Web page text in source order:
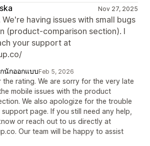
Nov 27, 2025
having issues with small bugs
(product-comparison section). I
your support at
นักออกแบบFeb 5, 2026
rating. We are sorry for the very late
mobile issues with the product
We also apologize for the trouble
page. If you still need any help,
or reach out to us directly at
Our team will be happy to assist